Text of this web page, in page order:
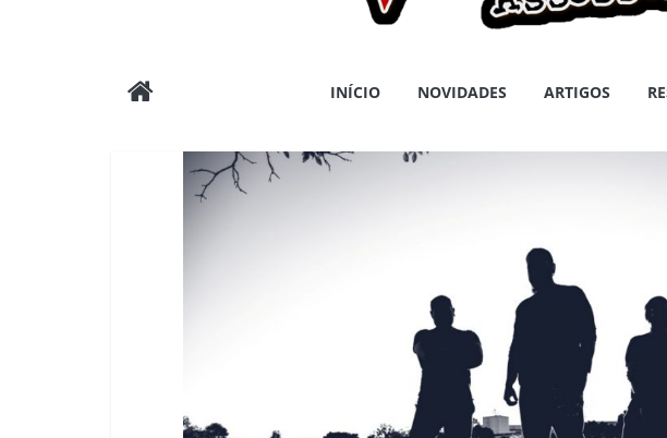
Wargods
Press
Assessoria
INÍCIO NOVIDADES ARTIGOS